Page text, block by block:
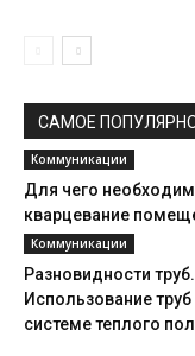
САМОЕ
Коммуникации
Для чего
кварцевание
Коммуникации
Разновидности труб.
Использование труб
системе теплого